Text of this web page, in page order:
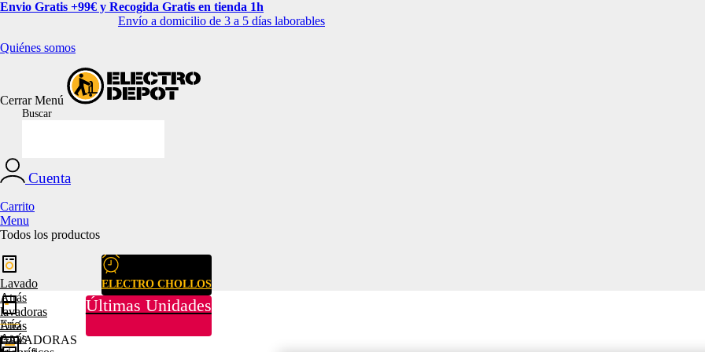
Envio Gratis +99€ y Recogida Gratis en tienda 1h
Envío a domicilio de 3 a 5 días laborables
Quiénes somos
CerrarMenú
Buscar
Cuenta
Carrito
Menu
Todos los productos
ELECTRO CHOLLOS
Últimas Unidades
Lavado
Atrás
lavadoras
Atrás
LAVADORAS
Frío
Atrás